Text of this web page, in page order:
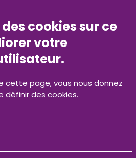
0800 500 429
presse
Contact
sur nos réseaux sociaux
cookies sur ce
votre
cette page, vous nous donnez
des cookies.